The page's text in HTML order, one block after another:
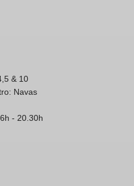
& 10
Navas
- 20.30h